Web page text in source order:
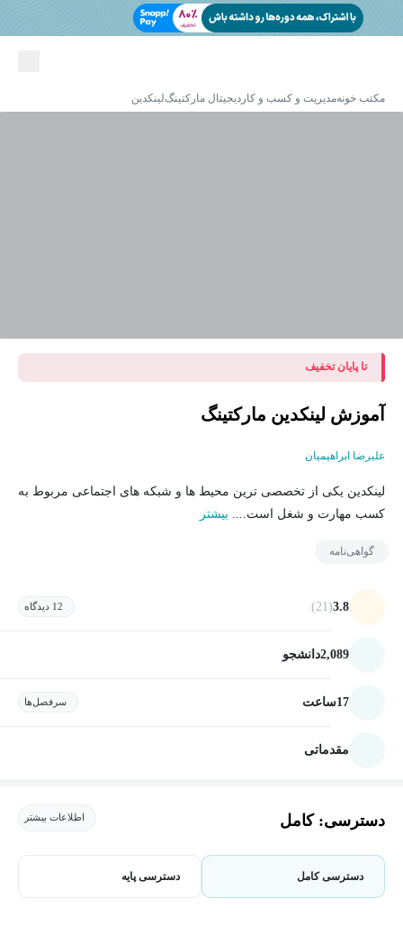
مکتب خونهمدیریت و کسب و کار دیجیتال مارکتینگلینکدین
تا پایان تخفیف
آموزش لینکدین مارکتینگ
علیرضا ابراهیمیان
لینکدین یکی از تخصصی ترین محیط ها و شبکه های اجتماعی مربوط به
کسب مهارت و شغل است.... بیشتر
گواهی‌نامه
3.8
(21) 12 دیدگاه
2,089دانشجو
17ساعت سرفصل‌ها
مقدماتی
دسترسی: کامل اطلاعات بیشتر
دسترسی کامل دسترسی پایه